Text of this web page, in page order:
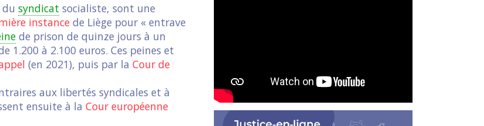
syndicat socialiste, sont une
instance de Liège pour « entrave
de prison de quinze jours à un
1.200 à 2.100 euros. Ces peines et
(en 2021), puis par la Cour de
aux libertés syndicales et à
ensuite à la Cour européenne